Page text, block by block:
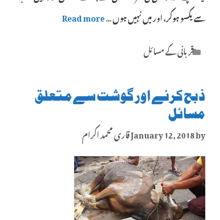
سے یکسو ہوکر، اور میں نہیں ہوں …Read more
Categories
قربانی کے مسائل
ذبح کرنے اور گوشت سے متعلق
مسائل
January 12, 2018by قاری محمد اکرام